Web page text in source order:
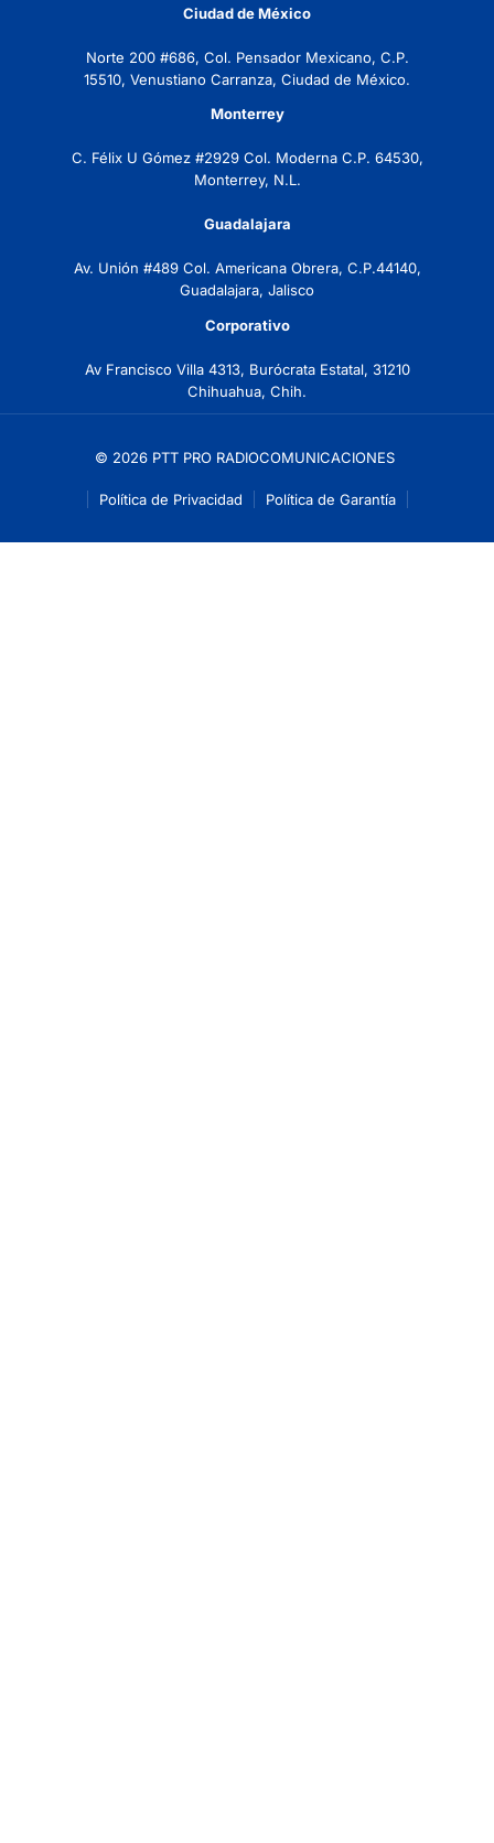
Ciudad de México
Norte 200 #686, Col. Pensador Mexicano, C.P.
15510, Venustiano Carranza, Ciudad de México.
Monterrey
C. Félix U Gómez #2929 Col. Moderna C.P. 64530,
Monterrey, N.L.
Guadalajara
Av. Unión #489 Col. Americana Obrera, C.P.44140,
Guadalajara, Jalisco
Corporativo
Av Francisco Villa 4313, Burócrata Estatal, 31210
Chihuahua, Chih.
© 2026 PTT PRO RADIOCOMUNICACIONES
Política de Privacidad Política de Garantía